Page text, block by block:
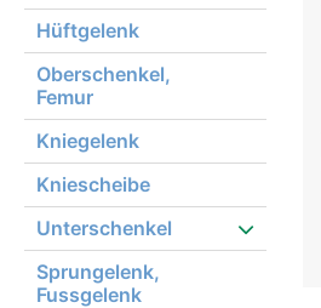
Hüftgelenk
Oberschenkel,
Femur
Kniegelenk
Kniescheibe
Unterschenkel
Sprungelenk,
Fussgelenk